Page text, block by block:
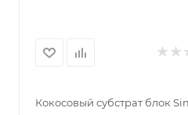
Кокосовый субстрат блок